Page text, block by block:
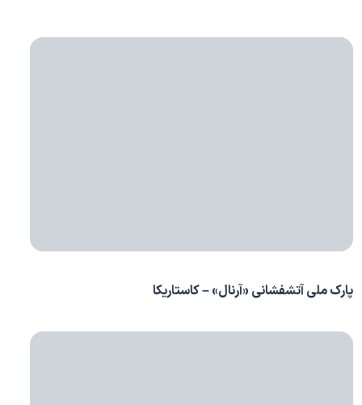
پارک ملی آتشفشانی «آرنال» – کاستاریکا